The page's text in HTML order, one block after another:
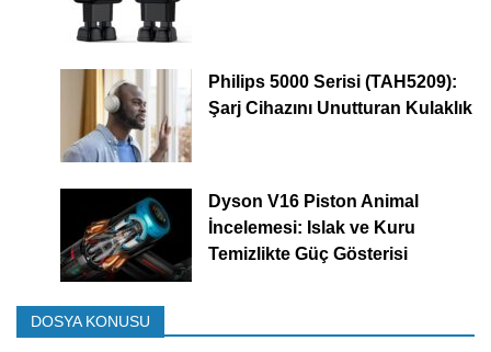
Philips 5000 Serisi (TAH5209):
Şarj Cihazını Unutturan Kulaklık
Dyson V16 Piston Animal
İncelemesi: Islak ve Kuru
Temizlikte Güç Gösterisi
DOSYA KONUSU